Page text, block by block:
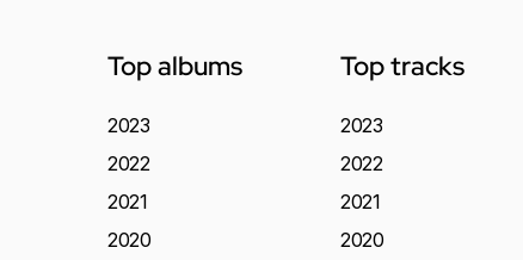
Top albums
2023
2022
2021
2020
Top tracks
2023
2022
2021
2020